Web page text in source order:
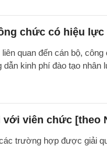
chức có hiệu lực
quan đến cán bộ,
kinh phí đào tạo
viên chức [theo
trường hợp được giải